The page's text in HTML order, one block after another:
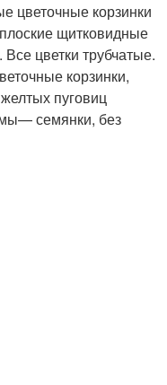
цветочные корзинки
щитковидные
цветки трубчатые.
корзинки,
пуговиц
семянки, без